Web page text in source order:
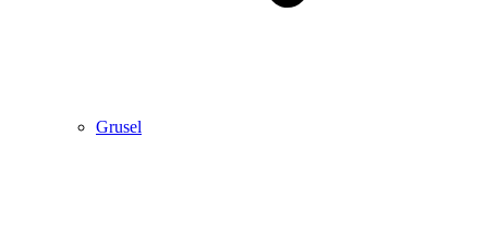
Grusel